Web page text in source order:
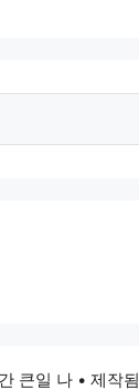
큰일 나• 제작됨